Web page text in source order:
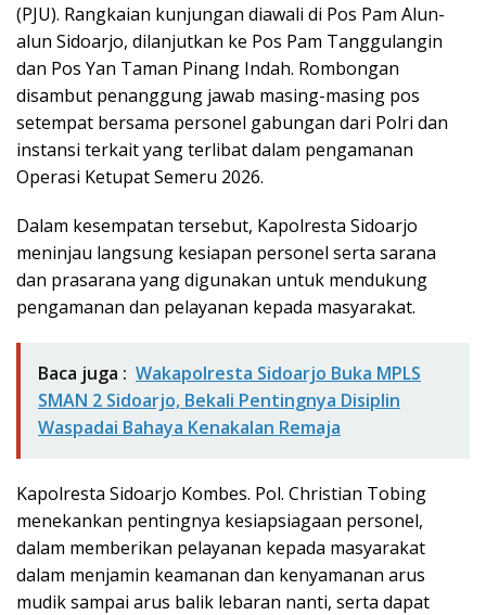
(PJU). Rangkaian kunjungan diawali di Pos Pam Alun-
alun Sidoarjo, dilanjutkan ke Pos Pam Tanggulangin
dan Pos Yan Taman Pinang Indah. Rombongan
disambut penanggung jawab masing-masing pos
setempat bersama personel gabungan dari Polri dan
instansi terkait yang terlibat dalam pengamanan
Operasi Ketupat Semeru 2026.
Dalam kesempatan tersebut, Kapolresta Sidoarjo
meninjau langsung kesiapan personel serta sarana
dan prasarana yang digunakan untuk mendukung
pengamanan dan pelayanan kepada masyarakat.
Baca juga : Wakapolresta Sidoarjo Buka MPLS
SMAN 2 Sidoarjo, Bekali Pentingnya Disiplin
Waspadai Bahaya Kenakalan Remaja
Kapolresta Sidoarjo Kombes. Pol. Christian Tobing
menekankan pentingnya kesiapsiagaan personel,
dalam memberikan pelayanan kepada masyarakat
dalam menjamin keamanan dan kenyamanan arus
mudik sampai arus balik lebaran nanti, serta dapat